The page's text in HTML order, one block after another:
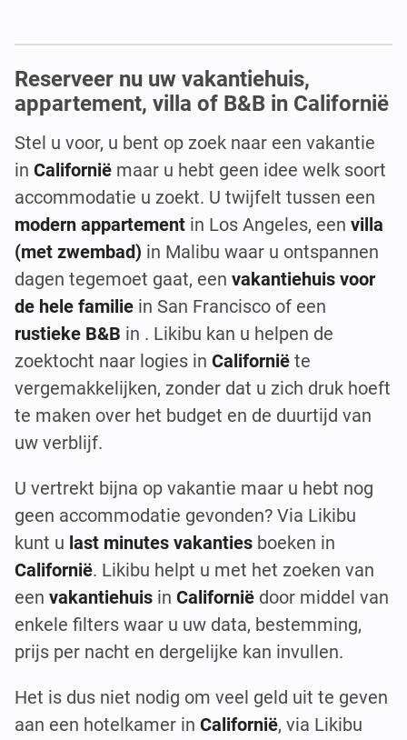
Reserveer nu uw vakantiehuis,
appartement, villa of B&B in Californië
Stel u voor, u bent op zoek naar een vakantie
in Californië maar u hebt geen idee welk soort
accommodatie u zoekt. U twijfelt tussen een
modern appartement in Los Angeles, een villa
(met zwembad) in Malibu waar u ontspannen
dagen tegemoet gaat, een vakantiehuis voor
de hele familie in San Francisco of een
rustieke B&B in . Likibu kan u helpen de
zoektocht naar logies in Californië te
vergemakkelijken, zonder dat u zich druk hoeft
te maken over het budget en de duurtijd van
uw verblijf.
U vertrekt bijna op vakantie maar u hebt nog
geen accommodatie gevonden? Via Likibu
kunt u last minutes vakanties boeken in
Californië. Likibu helpt u met het zoeken van
een vakantiehuis in Californië door middel van
enkele filters waar u uw data, bestemming,
prijs per nacht en dergelijke kan invullen.
Het is dus niet nodig om veel geld uit te geven
aan een hotelkamer in Californië, via Likibu